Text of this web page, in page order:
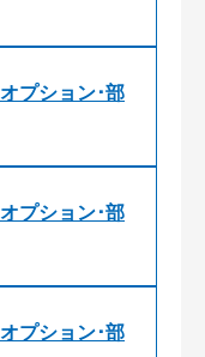
プション･部
プション･部
プション･部